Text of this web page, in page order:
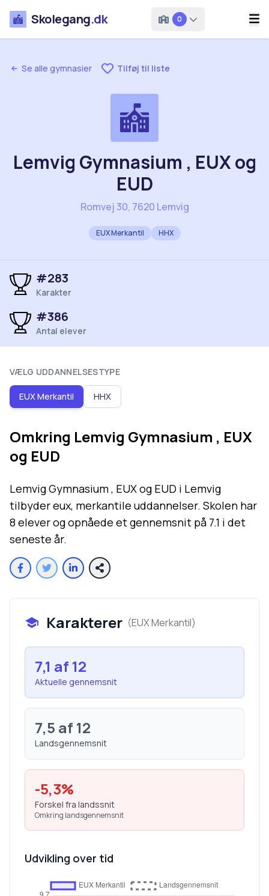
Skolegang.dk 0
Se alle gymnasier Tilføj til liste
Lemvig Gymnasium , EUX og
EUD
Romvej 30, 7620 Lemvig
EUX Merkantil HHX
#283
Karakter
#386
Antal elever
VÆLG UDDANNELSESTYPE
EUX Merkantil HHX
Omkring Lemvig Gymnasium , EUX
og EUD
Lemvig Gymnasium , EUX og EUD i Lemvig
tilbyder eux, merkantile uddannelser. Skolen har
8 elever og opnåede et gennemsnit på 7.1 i det
seneste år.
Karakterer (EUX Merkantil)
7,1 af 12
Aktuelle gennemsnit
7,5 af 12
Landsgennemsnit
-5,3%
Forskel fra landssnit
Omkring landsgennemsnit
Udvikling over tid